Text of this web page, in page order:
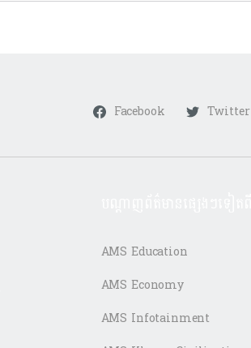
Facebook Twitter
AMS Education
AMS Economy
AMS Infotainment